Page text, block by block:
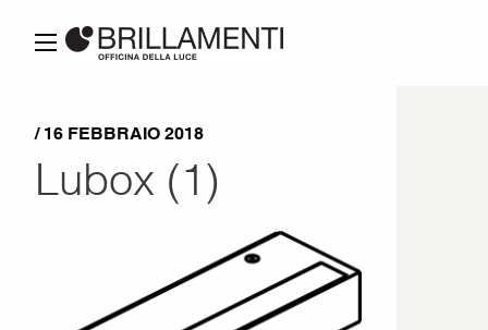
/ 16 FEBBRAIO 2018
Lubox (1)